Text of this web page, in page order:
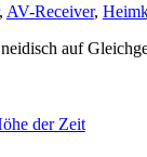
AV-Receiver,
auf